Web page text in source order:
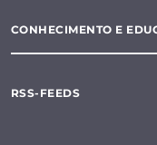
CONHECIMENTO E
RSS-FEEDS